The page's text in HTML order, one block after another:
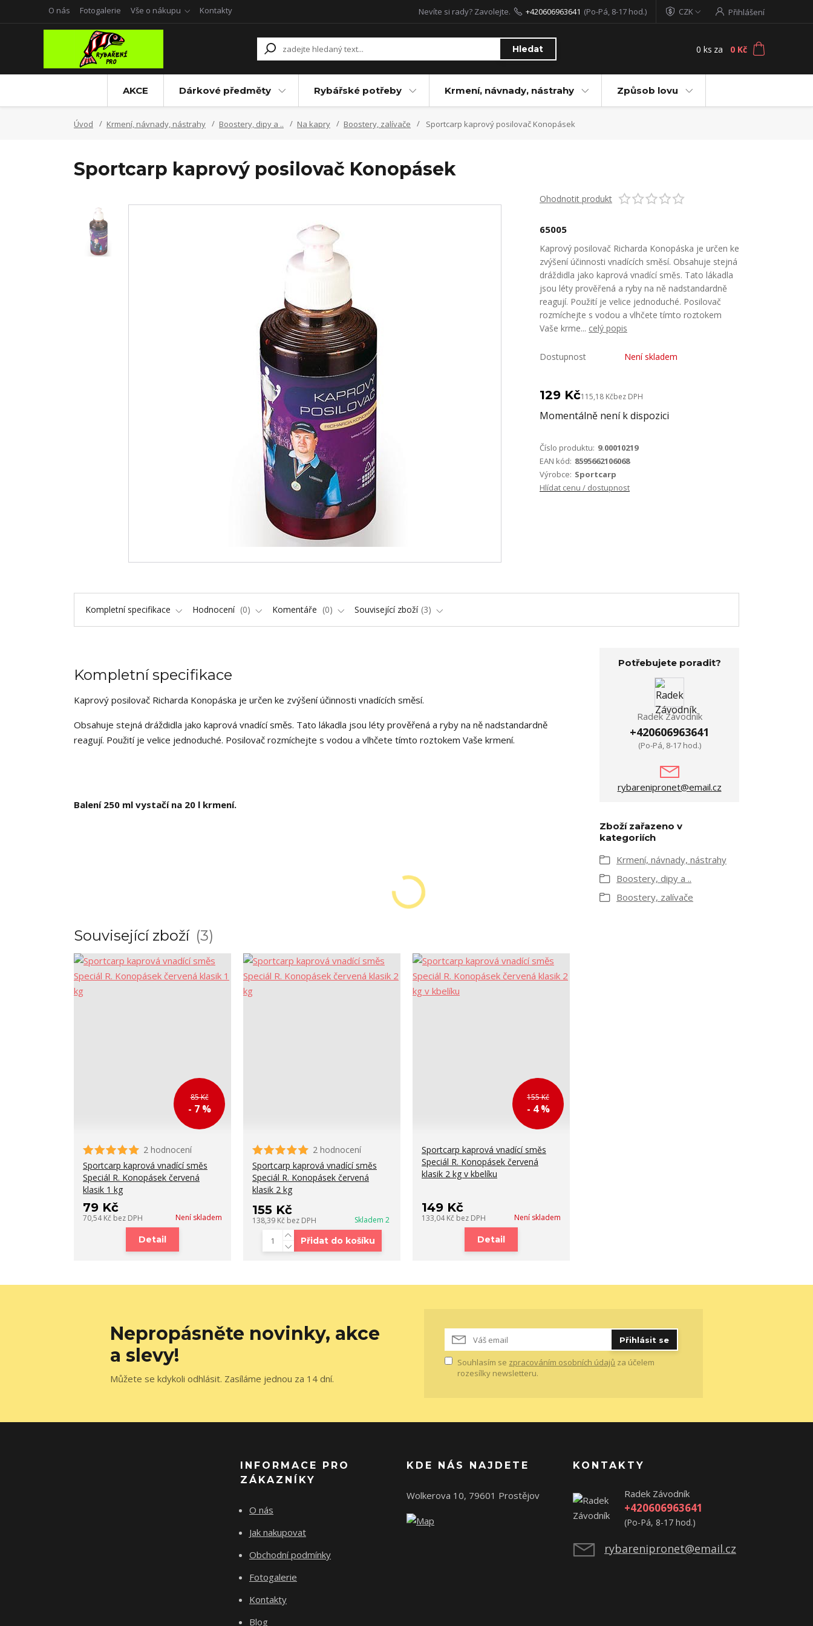
O nás Fotogalerie Vše o nákupu Kontakty CZK Přihlášení
Hledat
Nevíte si rady? Zavolejte. +420606963641 (Po-Pá, 8-17 hod.)
0 ks za 0 Kč
AKCE Dárkové předměty Rybářské potřeby Krmení, návnady, nástrahy Způsob lovu
Úvod Krmení, návnady, nástrahy Boostery, dipy a .. Na kapry Boostery, zalívače Sportcarp kaprový posilovač Konopásek
Sportcarp kaprový posilovač Konopásek
Ohodnotit produkt
65005
Kaprový posilovač Richarda Konopáska je určen ke
zvýšení účinnosti vnadících směsí. Obsahuje stejná
dráždidla jako kaprová vnadící směs. Tato lákadla
jsou léty prověřená a ryby na ně nadstandardně
reagují. Použití je velice jednoduché. Posilovač
rozmíchejte s vodou a vlhčete tímto roztokem
Vaše krme... celý popis
Dostupnost Není skladem
129 Kč115,18 Kčbez DPH
Momentálně není k dispozici
Číslo produktu: 9.00010219
EAN kód: 8595662106068
Výrobce: Sportcarp
Hlídat cenu / dostupnost
Kompletní specifikace Hodnocení 0 Komentáře 0 Související zboží 3
Kompletní specifikace
Kaprový posilovač Richarda Konopáska je určen ke zvýšení účinnosti vnadících směsí.
Obsahuje stejná dráždidla jako kaprová vnadící směs. Tato lákadla jsou léty prověřená a ryby na ně nadstandardně
reagují. Použití je velice jednoduché. Posilovač rozmíchejte s vodou a vlhčete tímto roztokem Vaše krmení.
Balení 250 ml vystačí na 20 l krmení.
Potřebujete poradit?
Radek Závodník
+420606963641
(Po-Pá, 8-17 hod.)
rybarenipronet@email.cz
Zboží zařazeno v
kategoriích
Krmení, návnady, nástrahy
Boostery, dipy a ..
Boostery, zalívače
Související zboží 3
85 Kč
- 7 %
2 hodnocení
Sportcarp kaprová vnadící směs
Speciál R. Konopásek červená
klasik 1 kg
79 Kč
70,54 Kč bez DPH Není skladem
Detail
2 hodnocení
Sportcarp kaprová vnadící směs
Speciál R. Konopásek červená
klasik 2 kg
155 Kč
138,39 Kč bez DPH Skladem 2
Přidat do košíku
155 Kč
- 4 %
Sportcarp kaprová vnadící směs
Speciál R. Konopásek červená
klasik 2 kg v kbelíku
149 Kč
133,04 Kč bez DPH Není skladem
Detail
Nepropásněte novinky, akce
a slevy!
Můžete se kdykoli odhlásit. Zasíláme jednou za 14 dní.
Přihlásit se
Souhlasím se zpracováním osobních údajů za účelem
rozesílky newsletteru.
INFORMACE PRO
ZÁKAZNÍKY
O nás
Jak nakupovat
Obchodní podmínky
Fotogalerie
Kontakty
Blog
KDE NÁS NAJDETE
Wolkerova 10, 79601 Prostějov
KONTAKTY
Radek Závodník
+420606963641
(Po-Pá, 8-17 hod.)
rybarenipronet@email.cz